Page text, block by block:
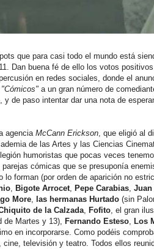
que para casi todo el mundo está
Dan buena fé de ello los votos
en redes sociales, donde el
"Cómicos" a un gran número de
y de paso intentar dar una nota de
agencia McCann Erickson, que eligió al
de las Artes y las Ciencias
humoristas que pocas veces
cómicas que se presuponía
lo forman (por orden de aparición no
, Bigote Arrocet, Pepe Carabias,
More, las hermanas Hurtado (sin
de la Calzada, Fofito, el gran
de Martes y 13), Fernando Esteso, Los
en incorporarse. Como podéis
televisión y teatro. Todos ellos